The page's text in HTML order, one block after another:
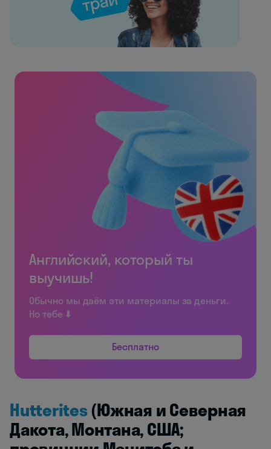
Английский, который ты
выучишь!
Обычно мы даём эти материалы за деньги.
Но тебе ⬇️
Бесплатно
Hutterites(Южная и Северная
Дакота, Монтана, США;